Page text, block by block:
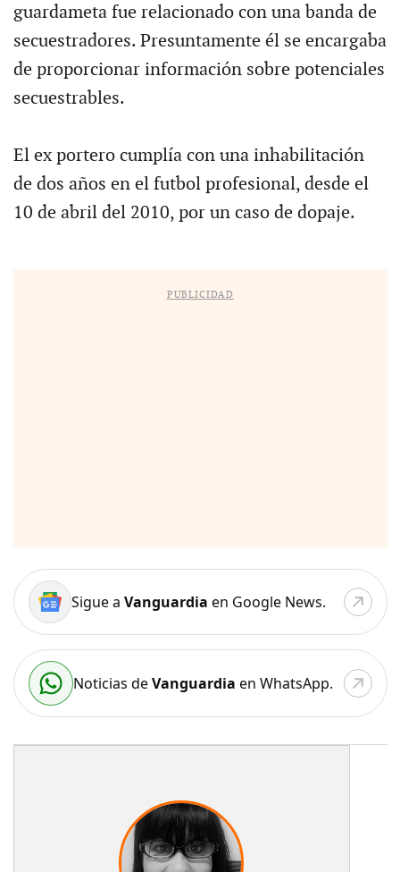
guardameta fue relacionado con una banda de
secuestradores. Presuntamente él se encargaba
de proporcionar información sobre potenciales
secuestrables.
El ex portero cumplía con una inhabilitación
de dos años en el futbol profesional, desde el
10 de abril del 2010, por un caso de dopaje.
PUBLICIDAD
Sigue a Vanguardia en Google News.
Noticias deVanguardia en WhatsApp.